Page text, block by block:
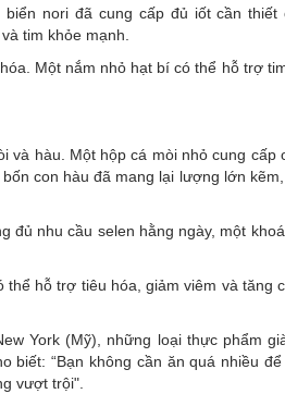
nori đã cung cấp đủ iốt cần thiết
tim khỏe mạnh.
Một nắm nhỏ hạt bí có thể hỗ trợ
hàu. Một hộp cá mòi nhỏ cung cấp
con hàu đã mang lại lượng lớn
đủ nhu cầu selen hằng ngày, một
hỗ trợ tiêu hóa, giảm viêm và tăng
York (Mỹ), những loại thực phẩm
“Bạn không cần ăn quá nhiều
vượt trội".